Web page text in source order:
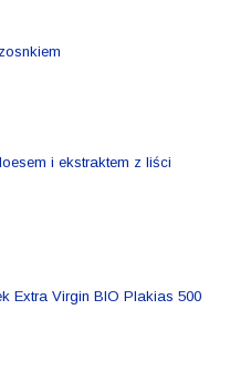
i ekstraktem z liści
Extra Virgin BIO Plakias 500